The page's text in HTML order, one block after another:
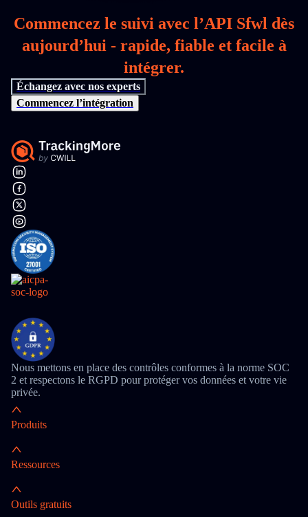
Commencez le suivi avec l’API Sfwl dès
aujourd’hui - rapide, fiable et facile à
intégrer.
Échangez avec nos experts
Commencez l’intégration
Nous mettons en place des contrôles conformes à la norme SOC
2 et respectons le RGPD pour protéger vos données et votre vie
privée.
Produits
Ressources
Outils gratuits